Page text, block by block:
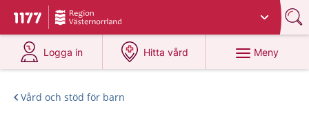
Till startsidan för 1177
Du har valt region
Logga in
på 1177.se
Hitta vård
på 1177.se
Meny
Vård och stöd för barn